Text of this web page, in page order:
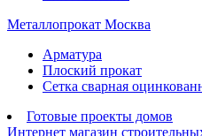
Металлопрокат Москва
Арматура
Плоский прокат
Сетка сварная
Готовые проекты домов
Интернет магазин